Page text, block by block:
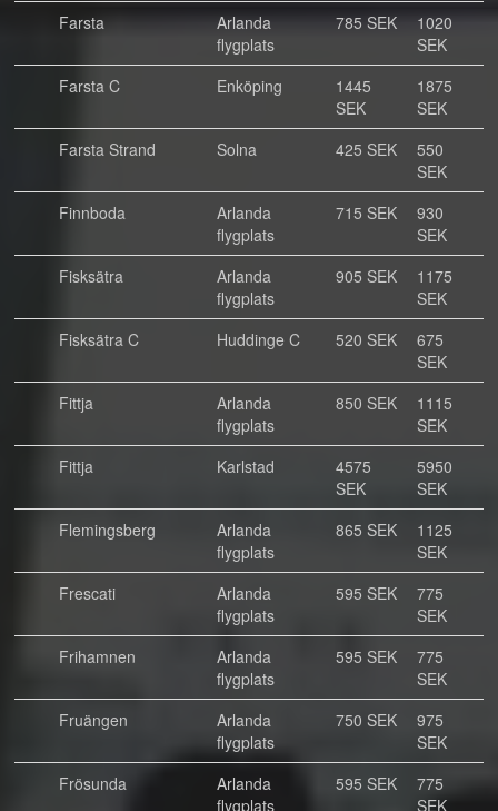
Farsta
Arlanda
flygplats
785 SEK
1020
SEK
Farsta C
Enköping
1445
SEK
1875
SEK
Farsta Strand
Solna 425 SEK
550
SEK
Finnboda
Arlanda
flygplats
715 SEK
930
SEK
Fisksätra
Arlanda
flygplats
905 SEK
1175
SEK
Fisksätra C
Huddinge C 520 SEK
675
SEK
Fittja
Arlanda
flygplats
850 SEK
1115
SEK
Fittja
Karlstad
4575
SEK
5950
SEK
Flemingsberg
Arlanda
flygplats
865 SEK
1125
SEK
Frescati
Arlanda
flygplats
595 SEK
775
SEK
Frihamnen
Arlanda
flygplats
595 SEK
775
SEK
Fruängen
Arlanda
flygplats
750 SEK
975
SEK
Frösunda
Arlanda
flygplats
595 SEK
775
SEK